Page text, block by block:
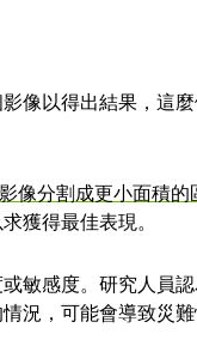
像以得出結果，這
像分割成更小面積的
獲得最佳表現。
敏感度。研究人員
況，可能會導致災難